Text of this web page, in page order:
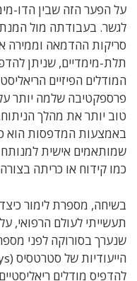
על הפער הזה שבין הדו-
לגשר. בעבודתה מול
סריקות ההדמאה וממירה
תלת-מימדיים, שניתן
המודלים הפיזיים
פרספקטיבה שלמה יותר
טוב יותר את מהלך
באמצעות המדפסות הוא
שמותאמים אישית
כמו קידוח או כריתה
בשיחה, מספרת לימור
תעשייתי לעולם הרפואי,
שנערך בסורוקה לפני
להדפיס מודלים